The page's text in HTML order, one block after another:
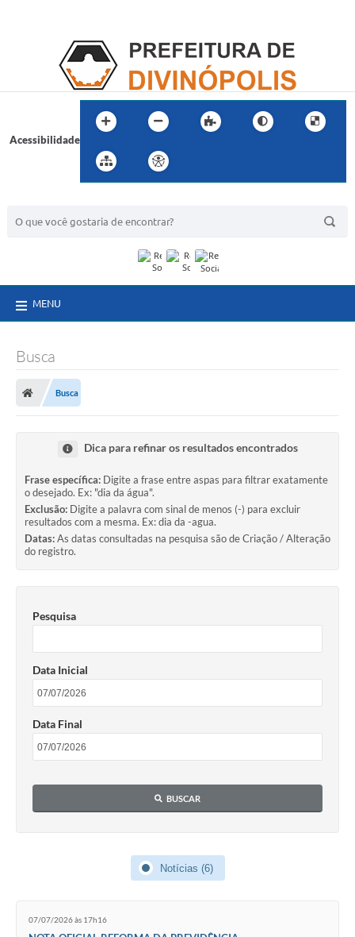
Acessibilidade
MENU
Busca
Busca
Dica para refinar os resultados encontrados
Frase específica: Digite a frase entre aspas para filtrar exatamente
o desejado. Ex: "dia da água".
Exclusão: Digite a palavra com sinal de menos (-) para excluir
resultados com a mesma. Ex: dia da -agua.
Datas:As datas consultadas na pesquisa são de Criação / Alteração
do registro.
Pesquisa
Data Inicial
Data Final
BUSCAR
Notícias (6)
07/07/2026 às 17h16